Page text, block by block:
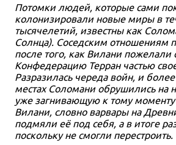
Потомки людей, которые сами
колонизировали новые миры в
тысячелетий, известны как
Солнца). Соседским отношениям
после того, как Вилани пожелали
Конфедерацию Терран частью
Разразилась череда войн, и
местах Соломани обрушились на
уже загнивающую к тому
Вилани, словно варвары на
подмяли её под себя, а в итоге
поскольку не смогли перестроить.